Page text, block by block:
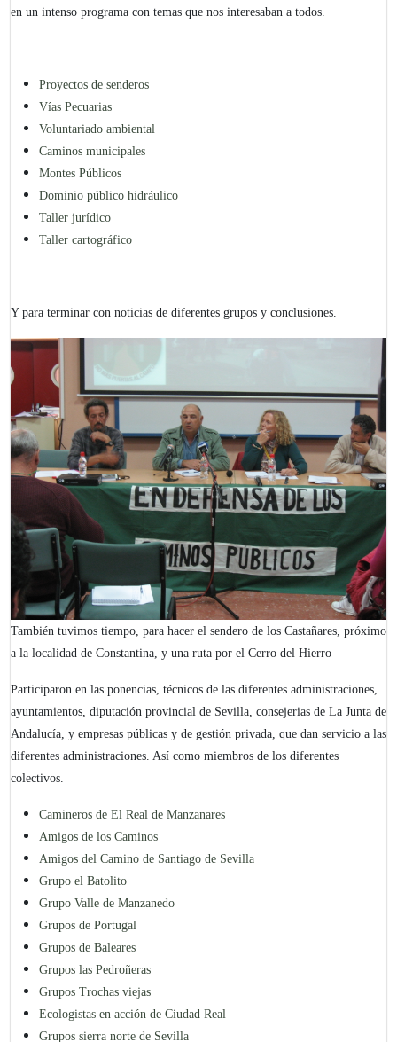
en un intenso programa con temas que nos interesaban a todos.
Proyectos de senderos
Vías Pecuarias
Voluntariado ambiental
Caminos municipales
Montes Públicos
Dominio público hidráulico
Taller jurídico
Taller cartográfico
Y para terminar con noticias de diferentes grupos y conclusiones.
También tuvimos tiempo, para hacer el sendero de los Castañares, próximo
a la localidad de Constantina, y una ruta por el Cerro del Hierro
Participaron en las ponencias, técnicos de las diferentes administraciones,
ayuntamientos, diputación provincial de Sevilla, consejerias de La Junta de
Andalucía, y empresas públicas y de gestión privada, que dan servicio a las
diferentes administraciones. Así como miembros de los diferentes
colectivos.
Camineros de El Real de Manzanares
Amigos de los Caminos
Amigos del Camino de Santiago de Sevilla
Grupo el Batolito
Grupo Valle de Manzanedo
Grupos de Portugal
Grupos de Baleares
Grupos las Pedroñeras
Grupos Trochas viejas
Ecologistas en acción de Ciudad Real
Grupos sierra norte de Sevilla